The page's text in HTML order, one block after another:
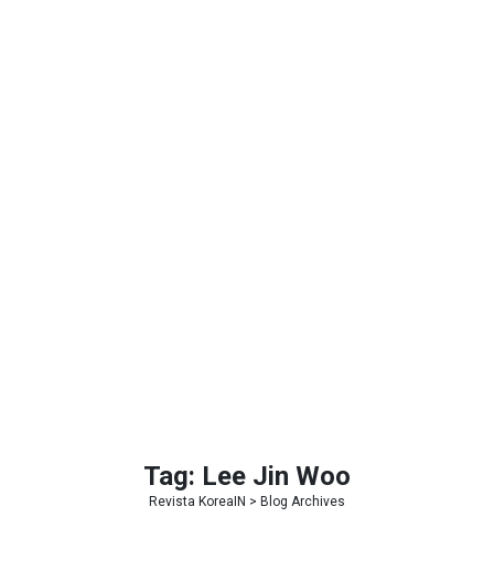
Tag: Lee Jin Woo
Revista KoreaIN > Blog Archives